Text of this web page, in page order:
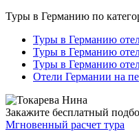
Туры в Германию по
Туры в Германию
Туры в Германию
Туры в Германию
Отели Германии на
Закажите бесплатный
Мгновенный расчет тура